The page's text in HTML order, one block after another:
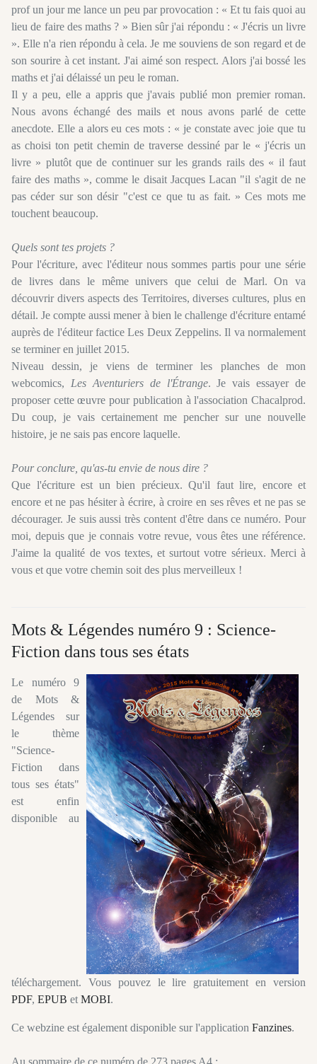
prof un jour me lance un peu par provocation : « Et tu fais quoi au
lieu de faire des maths ? » Bien sûr j'ai répondu : « J'écris un livre
». Elle n'a rien répondu à cela. Je me souviens de son regard et de
son sourire à cet instant. J'ai aimé son respect. Alors j'ai bossé les
maths et j'ai délaissé un peu le roman.
Il y a peu, elle a appris que j'avais publié mon premier roman.
Nous avons échangé des mails et nous avons parlé de cette
anecdote. Elle a alors eu ces mots : « je constate avec joie que tu
as choisi ton petit chemin de traverse dessiné par le « j'écris un
livre » plutôt que de continuer sur les grands rails des « il faut
faire des maths », comme le disait Jacques Lacan "il s'agit de ne
pas céder sur son désir "c'est ce que tu as fait. » Ces mots me
touchent beaucoup.
Quels sont tes projets ?
Pour l'écriture, avec l'éditeur nous sommes partis pour une série
de livres dans le même univers que celui de Marl. On va
découvrir divers aspects des Territoires, diverses cultures, plus en
détail. Je compte aussi mener à bien le challenge d'écriture entamé
auprès de l'éditeur factice Les Deux Zeppelins. Il va normalement
se terminer en juillet 2015.
Niveau dessin, je viens de terminer les planches de mon
webcomics, Les Aventuriers de l'Étrange. Je vais essayer de
proposer cette œuvre pour publication à l'association Chacalprod.
Du coup, je vais certainement me pencher sur une nouvelle
histoire, je ne sais pas encore laquelle.
Pour conclure, qu'as-tu envie de nous dire ?
Que l'écriture est un bien précieux. Qu'il faut lire, encore et
encore et ne pas hésiter à écrire, à croire en ses rêves et ne pas se
décourager. Je suis aussi très content d'être dans ce numéro. Pour
moi, depuis que je connais votre revue, vous êtes une référence.
J'aime la qualité de vos textes, et surtout votre sérieux. Merci à
vous et que votre chemin soit des plus merveilleux !
Mots & Légendes numéro 9 : Science-
Fiction dans tous ses états
Le numéro 9
de Mots &
Légendes sur
le thème
"Science-
Fiction dans
tous ses états"
est enfin
disponible au
téléchargement. Vous pouvez le lire gratuitement en version
PDF, EPUB et MOBI.
Ce webzine est également disponible sur l'application Fanzines.